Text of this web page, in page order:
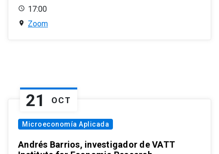
17:00
Zoom
21 OCT
Microeconomía Aplicada
Andrés Barrios, investigador de VATT